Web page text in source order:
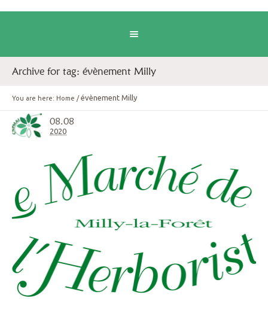
Archive for tag: évènement Milly
You are here: Home / évènement Milly
08.08
2020